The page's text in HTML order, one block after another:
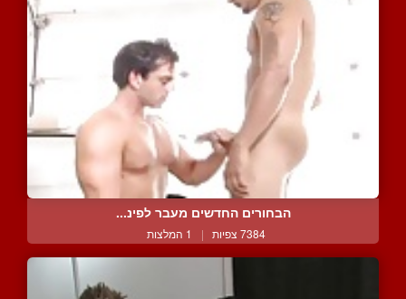
הבחורים החדשים מעבר לפינ...
7384 צפיות | 1 המלצות